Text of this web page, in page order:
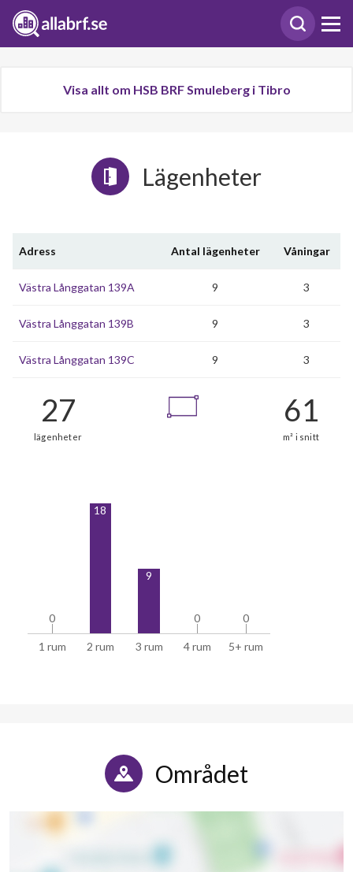
Visa allt om HSB BRF Smuleberg i Tibro
Lägenheter
Adress Antal lägenheter Våningar
Västra Långgatan 139A 9 3
Västra Långgatan 139B 9 3
Västra Långgatan 139C 9 3
27
1 rum 2 rum 3 rum 4 rum 5+ rum
0
0
18
9
0
0 0
0
Området